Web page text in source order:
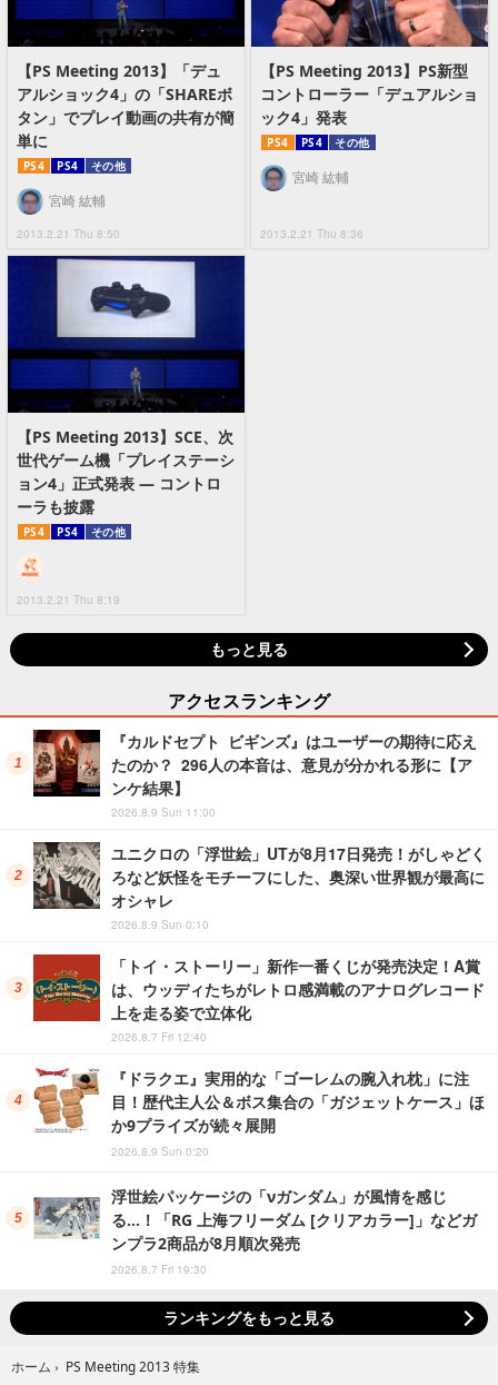
【PS Meeting 2013】「デュ
アルショック4」の「SHAREボ
タン」でプレイ動画の共有が簡
単に
PS4 PS4 その他
2013.2.21 Thu 8:50
宮崎 紘輔
【PS Meeting 2013】PS新型
コントローラー「デュアルショ
ック4」発表
PS4 PS4 その他
2013.2.21 Thu 8:36
宮崎 紘輔
【PS Meeting 2013】SCE、次
世代ゲーム機「プレイステーシ
ョン4」正式発表 ― コントロ
ーラも披露
PS4 PS4 その他
2013.2.21 Thu 8:19
もっと見る
アクセスランキング
『カルドセプト ビギンズ』はユーザーの期待に応え
たのか？ 296人の本音は、意見が分かれる形に【ア
ンケ結果】
2026.8.9 Sun 11:00
ユニクロの「浮世絵」UTが8月17日発売！がしゃどく
ろなど妖怪をモチーフにした、奥深い世界観が最高に
オシャレ
2026.8.9 Sun 0:10
「トイ・ストーリー」新作一番くじが発売決定！A賞
は、ウッディたちがレトロ感満載のアナログレコード
上を走る姿で立体化
2026.8.7 Fri 12:40
『ドラクエ』実用的な「ゴーレムの腕入れ枕」に注
目！歴代主人公＆ボス集合の「ガジェットケース」ほ
か9プライズが続々展開
2026.8.9 Sun 0:20
浮世絵パッケージの「νガンダム」が風情を感じ
る…！「RG 上海フリーダム [クリアカラー]」などガ
ンプラ2商品が8月順次発売
2026.8.7 Fri 19:30
ランキングをもっと見る
ホーム › PS Meeting 2013 特集